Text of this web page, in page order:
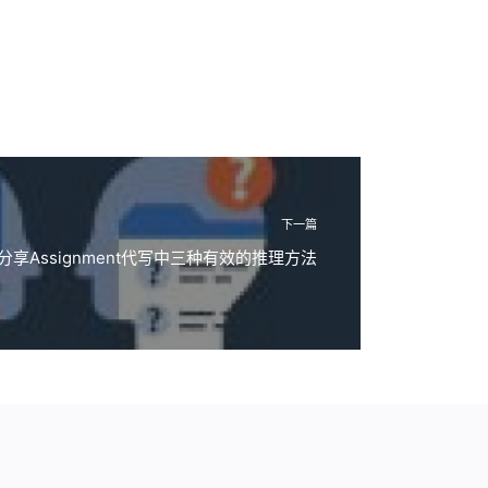
下一篇
享Assignment代写中三种有效的推理方法